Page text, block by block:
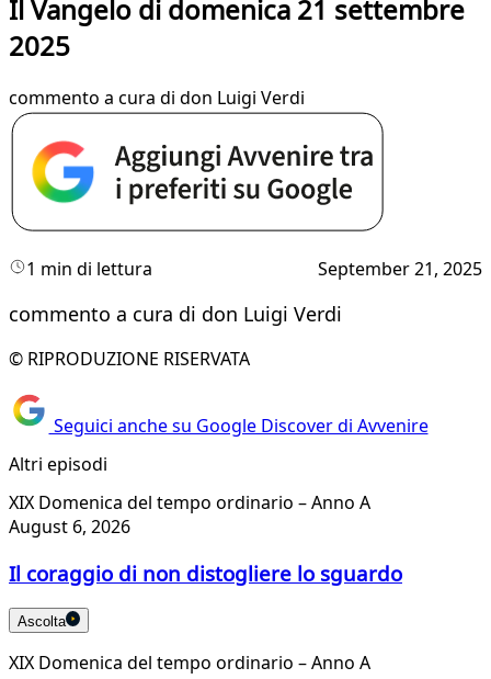
Il Vangelo di domenica 21 settembre
2025
commento a cura di don Luigi Verdi
1 min di lettura September 21, 2025
commento a cura di don Luigi Verdi
© RIPRODUZIONE RISERVATA
Seguici anche su Google Discover di Avvenire
Altri episodi
XIX Domenica del tempo ordinario – Anno A
August 6, 2026
Il coraggio di non distogliere lo sguardo
Ascolta
XIX Domenica del tempo ordinario – Anno A